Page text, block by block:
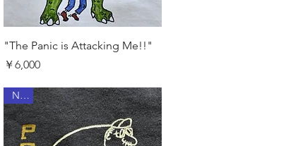
クイックビュー
"The Panic is Attacking Me!!"
価格
￥6,000
New